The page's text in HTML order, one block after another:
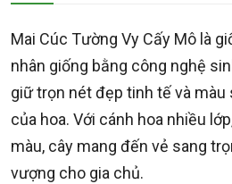
Mai Cúc Tường Vy Cấy Mô là
nhân giống bằng công nghệ
giữ trọn nét đẹp tinh tế và
của hoa. Với cánh hoa nhiều
màu, cây mang đến vẻ sang
vượng cho gia chủ.